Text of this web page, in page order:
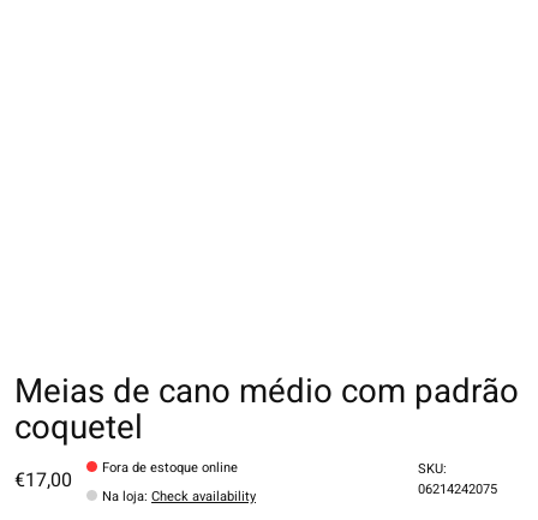
Meias de cano médio com padrão
coquetel
€17,00
Fora de estoque online
Na loja:Check availability
SKU:
06214242075